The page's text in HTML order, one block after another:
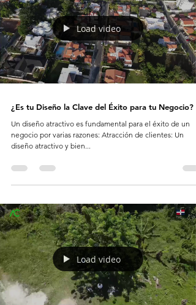
Load video
¿Es tu Diseño la Clave del Éxito para tu Negocio?
Un diseño atractivo es fundamental para el éxito de un
negocio por varias razones: Atracción de clientes: Un
diseño atractivo y bien...
Load video